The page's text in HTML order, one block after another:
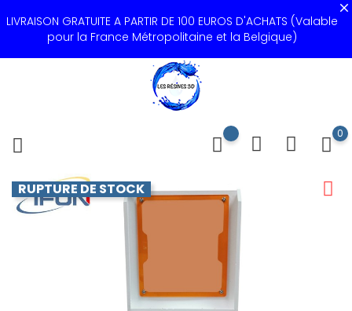
LIVRAISON GRATUITE A PARTIR DE 100 EUROS D'ACHATS (Valable
pour la France Métropolitaine et la Belgique)
0
RUPTURE DE STOCK